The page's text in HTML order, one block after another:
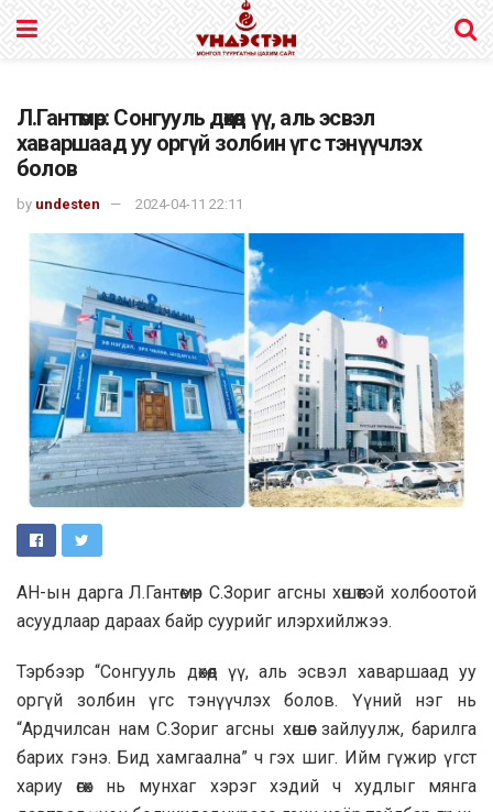
Л.Гантөмөр: Сонгууль дөхөөд үү, аль эсвэл
хаваршаад уу оргүй золбин үгс тэнүүчлэх
болов
by undesten 2024-04-11 22:11
АН-ын дарга Л.Гантөмөр С.Зориг агсны хөшөөтэй холбоотой
асуудлаар дараах байр суурийг илэрхийлжээ.
Тэрбээр “Сонгууль дөхөөд үү, аль эсвэл хаваршаад уу
оргүй золбин үгс тэнүүчлэх болов. Үүний нэг нь
“Ардчилсан нам С.Зориг агсны хөшөөг зайлуулж, барилга
барих гэнэ. Бид хамгаална” ч гэх шиг. Ийм гүжир үгст
хариу өгөх нь мунхаг хэрэг хэдий ч худлыг мянга